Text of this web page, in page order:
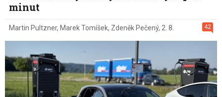
minut
42
Martin Pultzner, Marek Tomíšek, Zdeněk Pečený, 2. 8.